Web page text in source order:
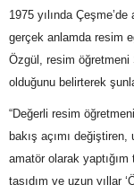
1975 yılında
gerçek anlamda resim
Özgül, resim öğretmeni
olduğunu belirterek
“Değerli resim
bakış açımı
amatör olarak
taşıdım ve uzun yıllar